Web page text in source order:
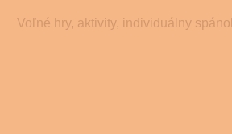
Voľné hry, aktivity, individuálny